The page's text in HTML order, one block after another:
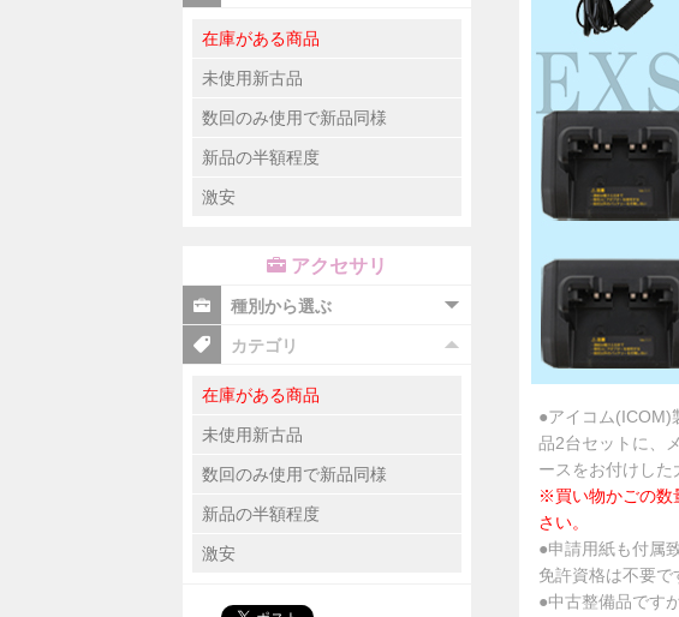
●アイコム(ICOM)
品2台セットに、
ースをお付けした
※買い物かごの数
さい。
●申請用紙も付属
免許資格は不要で
●中古整備品です
在庫がある商品
未使用新古品
数回のみ使用で新品同様
新品の半額程度
激安
アクセサリ
種別から選ぶ
カテゴリ
在庫がある商品
未使用新古品
数回のみ使用で新品同様
新品の半額程度
激安